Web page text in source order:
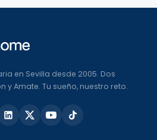
en Sevilla desde 2005. Dos
y Amate. Tu sueño, nuestro reto.